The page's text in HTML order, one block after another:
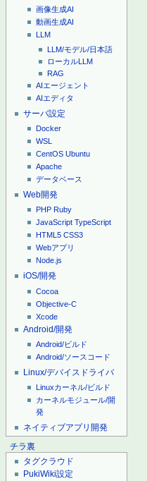
画像生成AI
動画生成AI
LLM
LLM/モデル/日本語
ローカルLLM
RAG
AIエージェント
AIエディタ
サーバ設定
Docker
WSL
CentOS Ubuntu
Apache
データベース
Web開発
PHP Ruby
JavaScript TypeScript
HTML5 CSS3
Webアプリ
Node.js
iOS/開発
Cocoa
Objective-C
Xcode
Android/開発
Android/ビルド
Android/ソースコード
Linux/デバイスドライバ
Linuxカーネル/ビルド
カーネルモジュール/開
発
ネイティブアプリ開発
チラ裏
タグクラウド
PukiWiki設定